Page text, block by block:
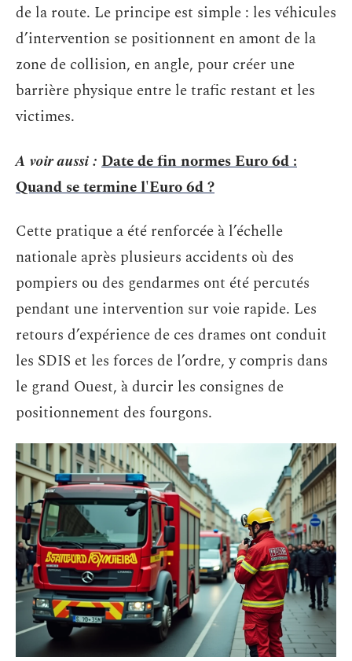
de la route. Le principe est simple : les véhicules
d’intervention se positionnent en amont de la
zone de collision, en angle, pour créer une
barrière physique entre le trafic restant et les
victimes.
A voir aussi : Date de fin normes Euro 6d :
Quand se termine l'Euro 6d ?
Cette pratique a été renforcée à l’échelle
nationale après plusieurs accidents où des
pompiers ou des gendarmes ont été percutés
pendant une intervention sur voie rapide. Les
retours d’expérience de ces drames ont conduit
les SDIS et les forces de l’ordre, y compris dans
le grand Ouest, à durcir les consignes de
positionnement des fourgons.